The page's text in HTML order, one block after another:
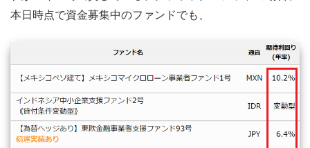
本日時点で資金募集中のファンドでも、